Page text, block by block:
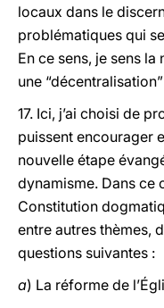
locaux dans le
problématiques qui
En ce sens, je sens
une
17. Ici, j’ai choisi de
puissent encourager
nouvelle étape
dynamisme. Dans ce
Constitution
entre autres thèmes,
questions suivantes :
a) La réforme de